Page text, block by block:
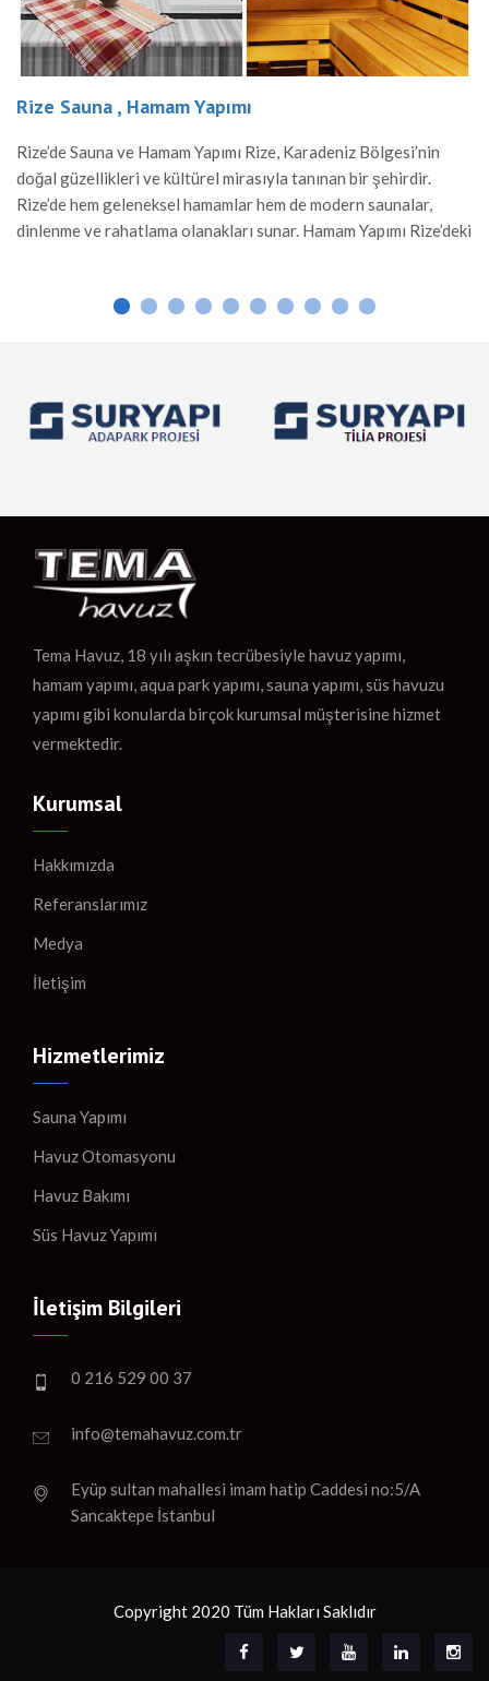
, Hamam Yapımı
Sauna ve Hamam Yapımı Rize, Karadeniz Bölgesi’nin
ve kültürel mirasıyla tanınan bir şehirdir.
hem geleneksel hamamlar hem de modern saunalar,
ve rahatlama olanakları sunar. Hamam Yapımı Rize’deki
verdiği rahatlama ve sosyal etkileşim için […]
Tema Havuz, 18 yılı aşkın tecrübesiyle havuz yapımı,
hamam yapımı, aqua park yapımı, sauna yapımı, süs havuzu
yapımı gibi konularda birçok kurumsal müşterisine hizmet
vermektedir.
Kurumsal
Hakkımızda
Referanslarımız
Medya
İletişim
Hizmetlerimiz
Sauna Yapımı
Havuz Otomasyonu
Havuz Bakımı
Süs Havuz Yapımı
İletişim Bilgileri
0 216 529 00 37
info@temahavuz.com.tr
Eyüp sultan mahallesi imam hatip Caddesi no:5/A
Sancaktepe İstanbul
Copyright 2020 Tüm Hakları Saklıdır